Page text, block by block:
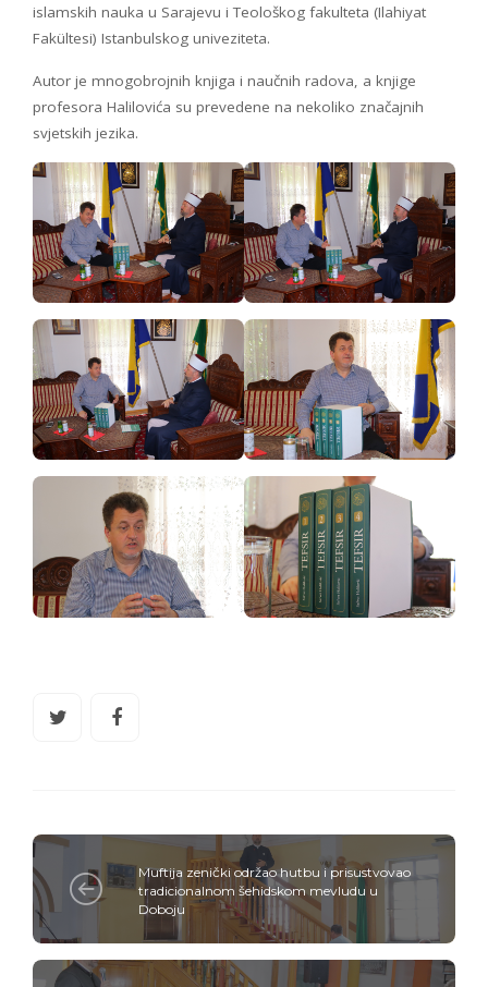
islamskih nauka u Sarajevu i Teološkog fakulteta (Ilahiyat
Fakültesi) Istanbulskog univeziteta.
Autor je mnogobrojnih knjiga i naučnih radova, a knjige
profesora Halilovića su prevedene na nekoliko značajnih
svjetskih jezika.
Muftija zenički održao hutbu i prisustvovao
tradicionalnom šehidskom mevludu u
Doboju